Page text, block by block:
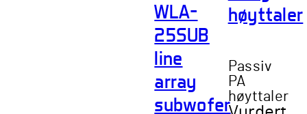
WLA-
25SUB
line
array
subwofer
høyttaler
Passiv
PA
høyttaler